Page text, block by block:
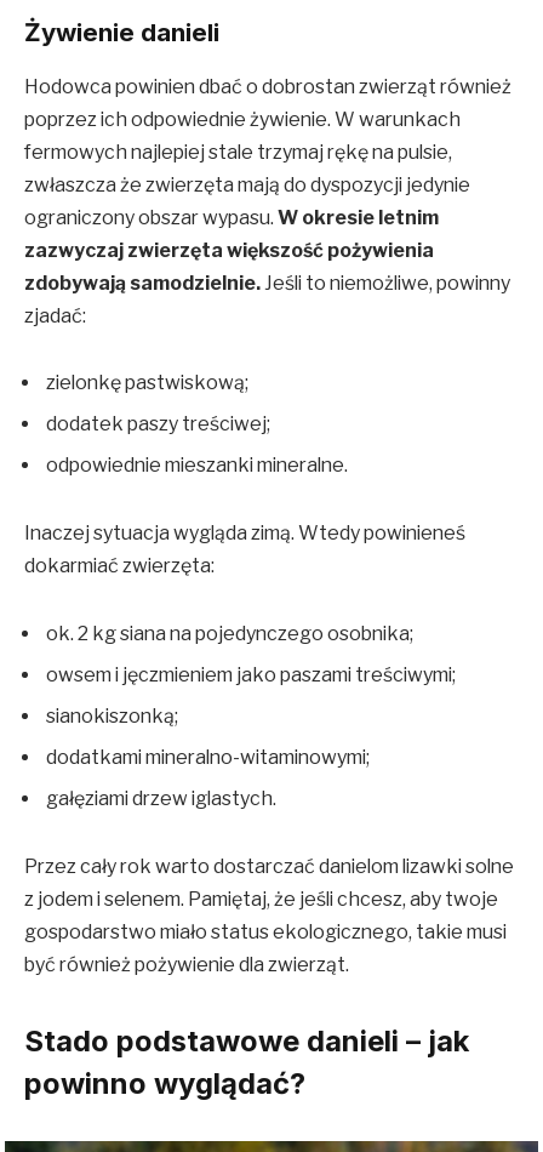
Żywienie danieli
Hodowca powinien dbać o dobrostan zwierząt również
poprzez ich odpowiednie żywienie. W warunkach
fermowych najlepiej stale trzymaj rękę na pulsie,
zwłaszcza że zwierzęta mają do dyspozycji jedynie
ograniczony obszar wypasu. W okresie letnim
zazwyczaj zwierzęta większość pożywienia
zdobywają samodzielnie. Jeśli to niemożliwe, powinny
zjadać:
zielonkę pastwiskową;
dodatek paszy treściwej;
odpowiednie mieszanki mineralne.
Inaczej sytuacja wygląda zimą. Wtedy powinieneś
dokarmiać zwierzęta:
ok. 2 kg siana na pojedynczego osobnika;
owsem i jęczmieniem jako paszami treściwymi;
sianokiszonką;
dodatkami mineralno-witaminowymi;
gałęziami drzew iglastych.
Przez cały rok warto dostarczać danielom lizawki solne
z jodem i selenem. Pamiętaj, że jeśli chcesz, aby twoje
gospodarstwo miało status ekologicznego, takie musi
być również pożywienie dla zwierząt.
Stado podstawowe danieli – jak
powinno wyglądać?